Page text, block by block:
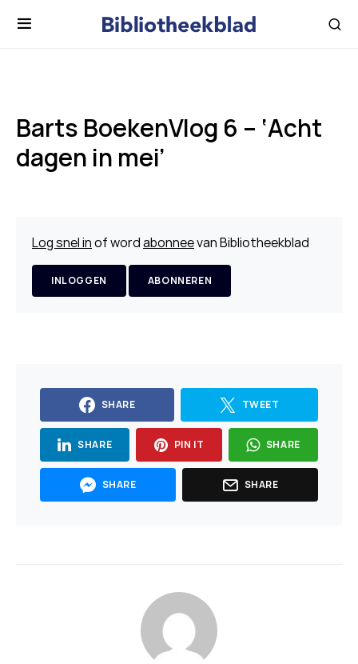
Barts BoekenVlog 6 – ‘Acht
dagen in mei’
Log snel inof wordabonneevan Bibliotheekblad
INLOGGEN ABONNEREN
SHARE TWEET
SHARE PIN IT SHARE
SHARE SHARE